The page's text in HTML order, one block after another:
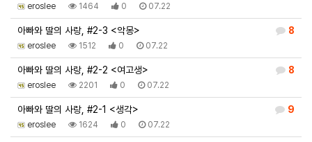
eroslee 1464 0 07.22
8
아빠와 딸의 사랑, #2-3 <악몽>
eroslee 1512 0 07.22
8
아빠와 딸의 사랑, #2-2 <여고생>
eroslee 2201 0 07.22
9
아빠와 딸의 사랑, #2-1 <생각>
eroslee 1624 0 07.22